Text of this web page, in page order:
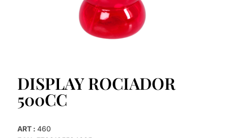
DISPLAY ROCIADOR
500CC
ART : 460